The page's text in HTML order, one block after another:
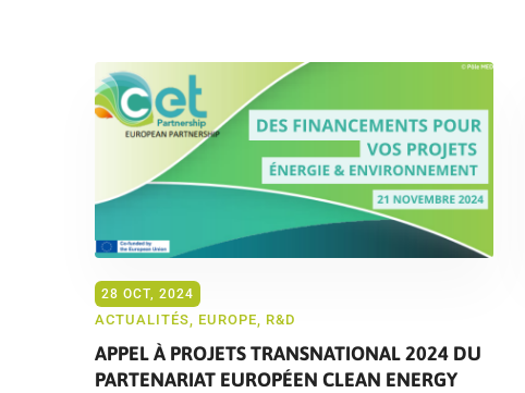
28 OCT, 2024
ACTUALITÉS, EUROPE, R&D
APPEL À PROJETS TRANSNATIONAL 2024 DU
PARTENARIAT EUROPÉEN CLEAN ENERGY